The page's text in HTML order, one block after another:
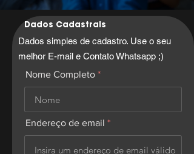
Dados Cadastrais
Dados simples de cadastro. Use o seu
melhor E-mail e Contato Whatsapp ;)
Nome Completo
Endereço de email